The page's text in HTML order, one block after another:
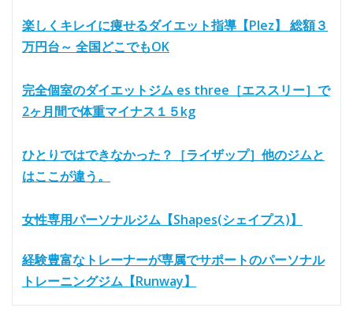
楽しくキレイに痩せるダイエット指導【Plez】 総額３
万円台～ 全国どこでもOK
完全個室のダイエットジム es three［エススリー］で
2ヶ月間で体重マイナス１５kg
ひとりではできなかった？［ライザップ］他のジムと
はここが違う。
女性専用パーソナルジム【Shapes(シェイプス)】
経験豊富なトレーナーが専属でサポートのパーソナル
トレーニングジム【Runway】